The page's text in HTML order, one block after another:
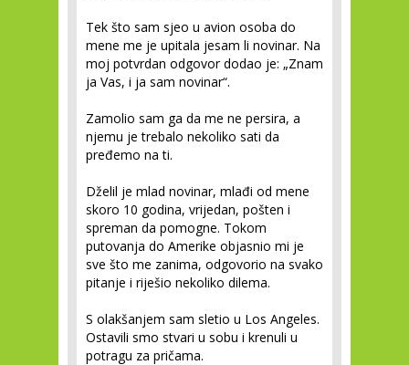
Tek što sam sjeo u avion osoba do
mene me je upitala jesam li novinar. Na
moj potvrdan odgovor dodao je: „Znam
ja Vas, i ja sam novinar“.
Zamolio sam ga da me ne persira, a
njemu je trebalo nekoliko sati da
pređemo na ti.
Dželil je mlad novinar, mlađi od mene
skoro 10 godina, vrijedan, pošten i
spreman da pomogne. Tokom
putovanja do Amerike objasnio mi je
sve što me zanima, odgovorio na svako
pitanje i riješio nekoliko dilema.
S olakšanjem sam sletio u Los Angeles.
Ostavili smo stvari u sobu i krenuli u
potragu za pričama.